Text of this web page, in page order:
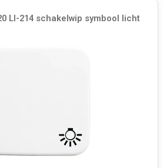
LI-214 schakelwip symbool licht